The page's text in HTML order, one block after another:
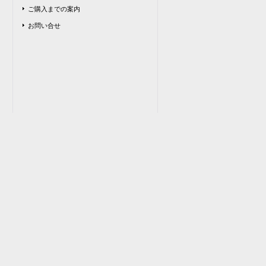
ご購入までの案内
お問い合せ